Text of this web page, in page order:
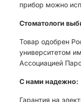
прибор можно
Стоматологи
Товар одобрен
университетом
Ассоциацией
С нами надежно:
Гарантия на